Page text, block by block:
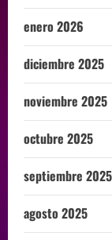
enero 2026
diciembre 2025
noviembre 2025
octubre 2025
septiembre 2025
agosto 2025